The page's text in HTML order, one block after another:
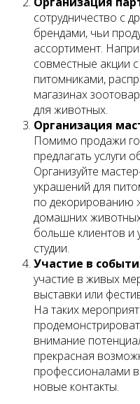
сотрудничество с
брендами, чьи
ассортимент.
совместные акции
питомниками,
магазинах
для животных.
Организация
Помимо продажи
предлагать услуги
Организуйте
украшений для
по декорированию
домашних
больше клиентов и
студии.
Участие в
участие в живых
выставки или
На таких
внимание
прекрасная
профессионалами
новые контакты.